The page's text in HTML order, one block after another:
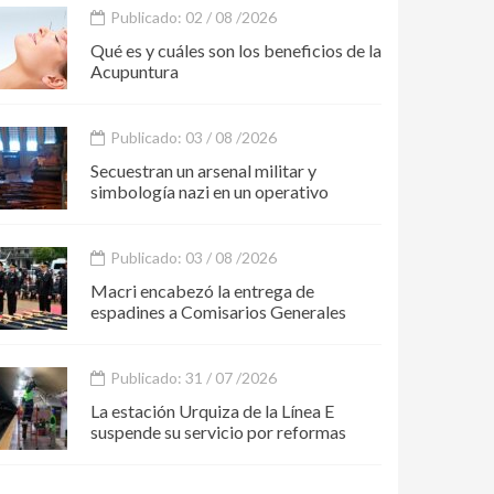
Publicado: 02 / 08 /2026
Qué es y cuáles son los beneficios de la
Acupuntura
Publicado: 03 / 08 /2026
Secuestran un arsenal militar y
simbología nazi en un operativo
Publicado: 03 / 08 /2026
Macri encabezó la entrega de
espadines a Comisarios Generales
Publicado: 31 / 07 /2026
La estación Urquiza de la Línea E
suspende su servicio por reformas